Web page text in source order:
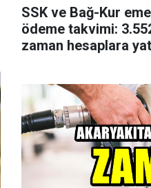
SSK ve Bağ-Kur
ödeme takvimi:
zaman hesaplara